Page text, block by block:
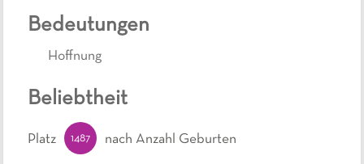
Bedeutungen
Hoffnung
Beliebtheit
Platz 1487 nach Anzahl Geburten